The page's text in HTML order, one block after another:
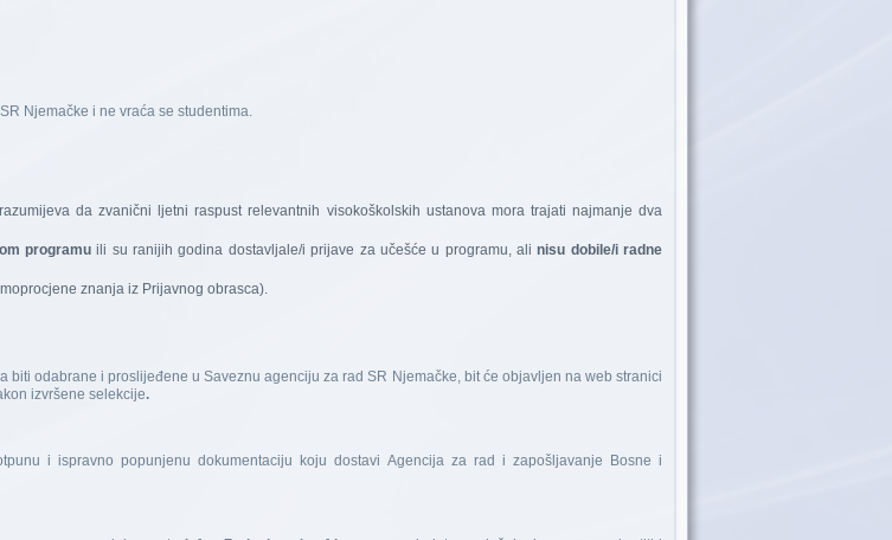
Njemačke i ne vraća se studentima.
da zvanični ljetni raspust relevantnih visokoškolskih ustanova mora trajati najmanje dva
programuili su ranijih godina dostavljale/i prijave za učešće u programu, alinisu dobile/i radne
znanja iz Prijavnog obrasca).
odabrane i proslijeđene u Saveznu agenciju za rad SR Njemačke, bit će objavljen na web stranici
izvršene selekcije.
i ispravno popunjenu dokumentaciju koju dostavi Agencija za rad i zapošljavanje Bosne i